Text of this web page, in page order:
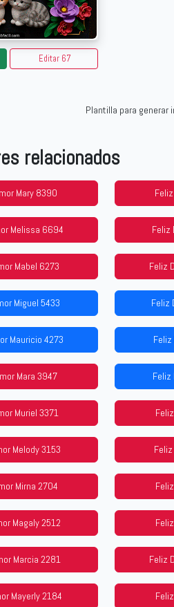
Editar 67
Plantilla para generar
relacionados
Mary 8390
Melissa 6694 Feliz
Mabel 6273 Feliz
Miguel 5433 Feliz
Mauricio 4273
Mara 3947 Feliz
Muriel 3371
Melody 3153
Mirna 2704
Magaly 2512
Marcia 2281 Feliz
Mayerly 2184